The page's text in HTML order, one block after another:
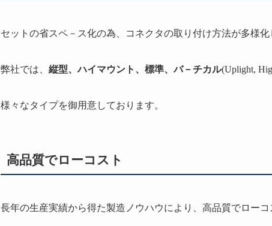
セットの省スペ－ス化の為、コネクタの取り付け方法が多様化
弊社では、 縦型、ハイマウント、標準、バ－チカル(Uplight,
様々なタイプを御用意しております。
高品質でローコスト
長年の生産実績から得た製造ノウハウにより、高品質でローコ